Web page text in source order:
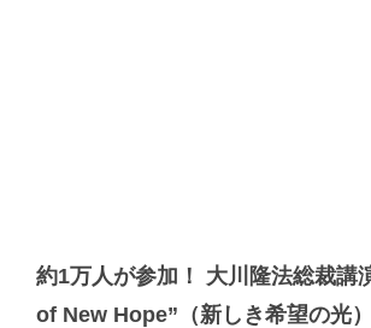
約1万人が参加！ 大川隆法総裁講
of New Hope”（新しき希望の光）